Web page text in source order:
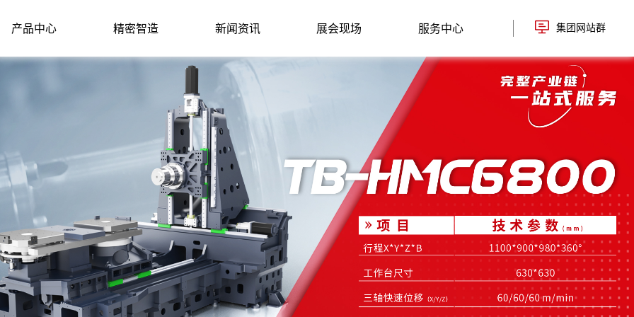
产品中心 精密智造 新闻资讯 展会现场 服务中心 集团网站群